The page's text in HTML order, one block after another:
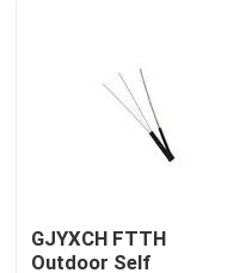
বহিরঙ্গন ফাইবার অপটিক কেবল
ফাইবার অপটিক তারের
GJYXCH FTTH
Outdoor Self